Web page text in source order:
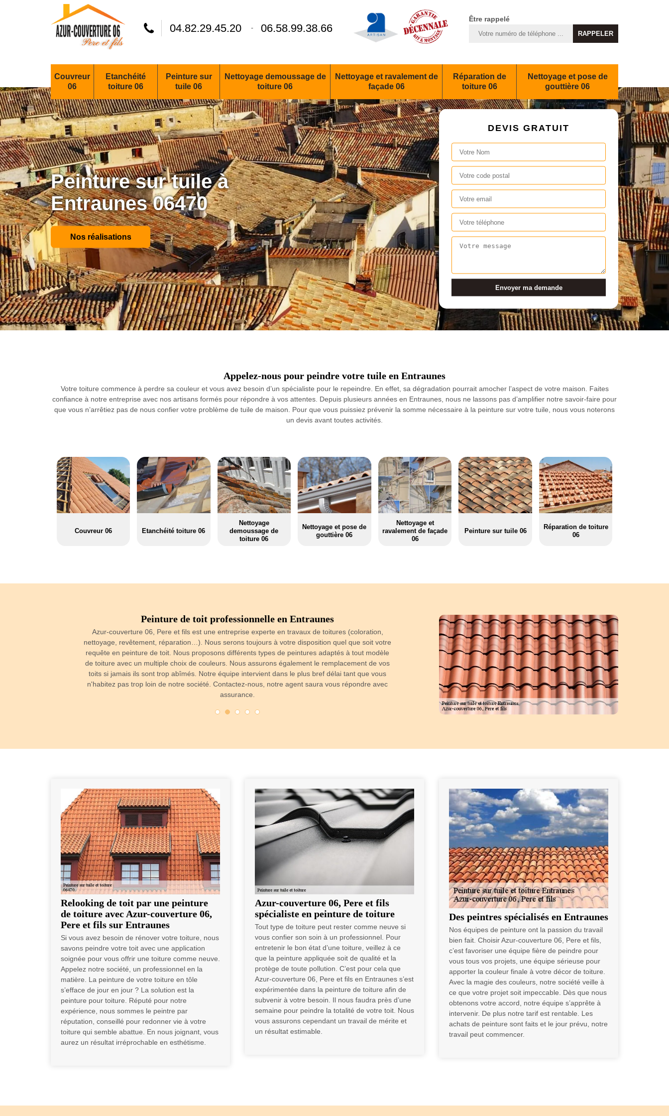
04.82.29.45.20 - 06.58.99.38.66
Être rappelé
Couvreur
06
Etanchéité
toiture 06
Peinture sur
tuile 06
Nettoyage demoussage de
toiture 06
Nettoyage et ravalement de
façade 06
Réparation de
toiture 06
Nettoyage et pose de
gouttière 06
Peinture sur tuile à
Entraunes 06470
Nos réalisations
DEVIS GRATUIT
Appelez-nous pour peindre votre tuile en Entraunes
Votre toiture commence à perdre sa couleur et vous avez besoin d’un spécialiste pour le repeindre. En effet, sa dégradation pourrait amocher l’aspect de votre maison. Faites
confiance à notre entreprise avec nos artisans formés pour répondre à vos attentes. Depuis plusieurs années en Entraunes, nous ne lassons pas d’amplifier notre savoir-faire pour
que vous n’arrêtiez pas de nous confier votre problème de tuile de maison. Pour que vous puissiez prévenir la somme nécessaire à la peinture sur votre tuile, nous vous noterons
un devis avant toutes activités.
Couvreur 06 Etanchéité toiture 06
Nettoyage
demoussage de
toiture 06
Nettoyage et pose de
gouttière 06
Nettoyage et
ravalement de façade
06
Peinture sur tuile 06
Réparation de toiture
06
Peinture de toit professionnelle en Entraunes
Azur-couverture 06, Pere et fils est une entreprise experte en travaux de toitures (coloration,
nettoyage, revêtement, réparation…). Nous serons toujours à votre disposition quel que soit votre
requête en peinture de toit. Nous proposons différents types de peintures adaptés à tout modèle
de toiture avec un multiple choix de couleurs. Nous assurons également le remplacement de vos
toits si jamais ils sont trop abîmés. Notre équipe intervient dans le plus bref délai tant que vous
n'habitez pas trop loin de notre société. Contactez-nous, notre agent saura vous répondre avec
assurance.
Entraunes : travaux de peinture de toiture avec Azur-
Pere et fils
La peinture régulière de votre toiture quelle que soit sa matière vous garantit une
étanchéité et une longévité. La peinture sur toiture est une solution facile et opérante
contre les pousses de champignons. Notre secret consiste à répandre la peinture
pression en faisant des mélanges réguliers. Cela permettra une plus grande
imperméabilité pour votre toiture. Nous réalisons les peintures surtout sur les
matières sont le fibrociment, tôle, terre cuite, tuiles, béton etc.
Relooking de toit par une peinture
de toiture avec Azur-couverture 06,
Pere et fils sur Entraunes
Si vous avez besoin de rénover votre toiture, nous
savons peindre votre toit avec une application
soignée pour vous offrir une toiture comme neuve.
Appelez notre société, un professionnel en la
matière. La peinture de votre toiture en tôle
s’efface de jour en jour ? La solution est la
peinture pour toiture. Réputé pour notre
expérience, nous sommes le peintre par
réputation, conseillé pour redonner vie à votre
toiture qui semble abattue. En nous joignant, vous
aurez un résultat irréprochable en esthétisme.
Azur-couverture 06, Pere et fils
spécialiste en peinture de toiture
Tout type de toiture peut rester comme neuve si
vous confier son soin à un professionnel. Pour
entretenir le bon état d’une toiture, veillez à ce
que la peinture appliquée soit de qualité et la
protège de toute pollution. C’est pour cela que
Azur-couverture 06, Pere et fils en Entraunes s’est
expérimentée dans la peinture de toiture afin de
subvenir à votre besoin. Il nous faudra près d’une
semaine pour peindre la totalité de votre toit. Nous
vous assurons cependant un travail de mérite et
un résultat estimable.
Des peintres spécialisés en Entraunes
Nos équipes de peinture ont la passion du travail
bien fait. Choisir Azur-couverture 06, Pere et fils,
c’est favoriser une équipe fière de peindre pour
vous tous vos projets, une équipe sérieuse pour
apporter la couleur finale à votre décor de toiture.
Avec la magie des couleurs, notre société veille à
ce que votre projet soit impeccable. Dès que nous
obtenons votre accord, notre équipe s’apprête à
intervenir. De plus notre tarif est rentable. Les
achats de peinture sont faits et le jour prévu, notre
travail peut commencer.